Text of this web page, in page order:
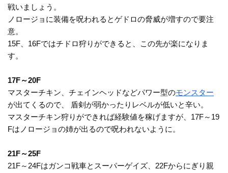
戦いましょう。
ノロージョに装備を呪われるとゲドロの脅威が増すので要注
意。
15F、16Fではチドロ狩りができると、この先が楽になりま
す。
17F～20F
マスターチキン、チェインヘッドなどパワー型のモンスター
が出てくるので、 盾剣が弱かったりレベルが低いと辛い。
マスターチキン狩りができれば経験値を稼げますが、17F～19
Fはノロージョの姉が出るので呪われないように。
21F～25F
21F～24Fはガンコ戦車とスーパーゲイズ、22Fからにぎり親